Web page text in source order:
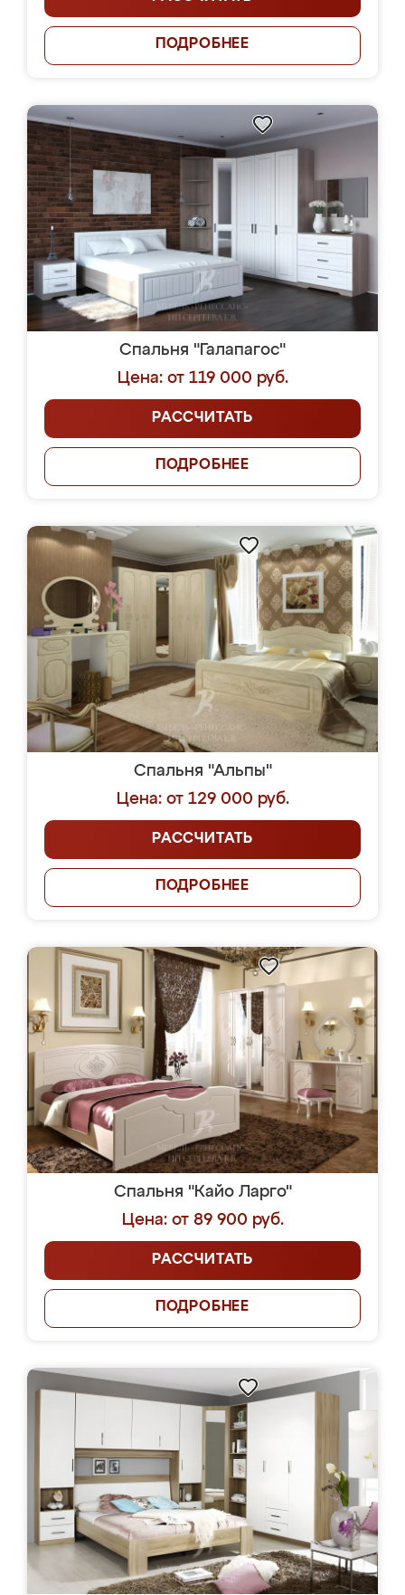
ПОДРОБНЕЕ
Спальня "Галапагос"
Цена: от 119 000 руб.
РАССЧИТАТЬ
ПОДРОБНЕЕ
Спальня "Альпы"
Цена: от 129 000 руб.
РАССЧИТАТЬ
ПОДРОБНЕЕ
Спальня "Кайо Ларго"
Цена: от 89 900 руб.
РАССЧИТАТЬ
ПОДРОБНЕЕ